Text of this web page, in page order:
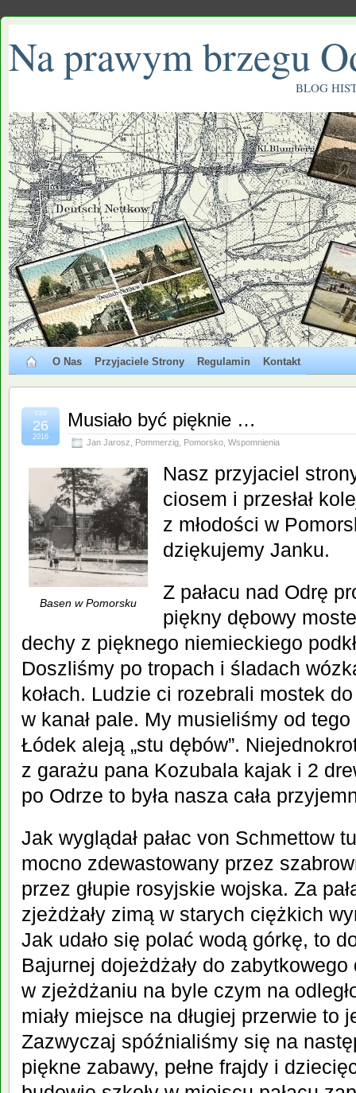
Na prawym brzegu
BLOG
O Nas Przyjaciele Strony Regulamin Kontakt
Musiało być pięknie …
Jan Jarosz Pommerzig Pomorsko Wspomnienia
cze
26
2016
Basen w Pomorsku
Nasz przyjaciel
ciosem i przesłał
z młodości w
dziękujemy Janku.
Z pałacu nad Odrę
piękny dębowy
dechy z pięknego niemieckiego
Doszliśmy po tropach i śladach
kołach. Ludzie ci rozebrali mostek
w kanał pale. My musieliśmy od
Łódek aleją „stu dębów”.
z garażu pana Kozubala kajak i 2
po Odrze to była nasza cała
Jak wyglądał pałac von Schmettow
mocno zdewastowany przez
przez głupie rosyjskie wojska. Za
zjeżdżały zimą w starych ciężkich
Jak udało się polać wodą górkę, to
Bajurnej dojeżdżały do
w zjeżdżaniu na byle czym na
miały miejsce na długiej przerwie to
Zazwyczaj spóźnialiśmy się na
piękne zabawy, pełne frajdy i